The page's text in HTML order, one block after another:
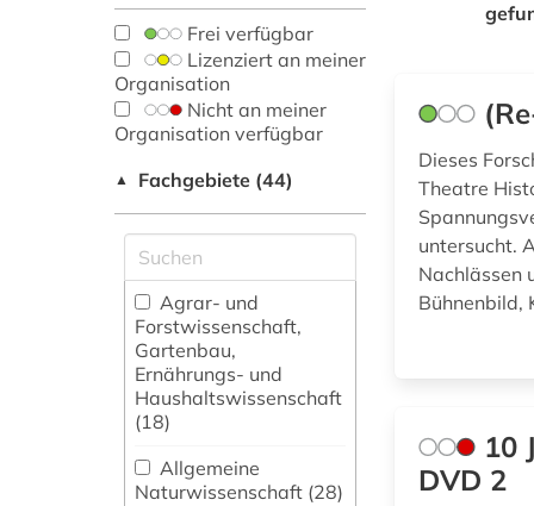
Frei verfügbar
Lizenziert an meiner
Organisation
Nicht an meiner
Organisation verfügbar
▲ Fachgebiete (44)
Agrar- und
Forstwissenschaft,
Gartenbau,
Ernährungs- und
Haushaltswissenschaft
(18)
Allgemeine
Naturwissenschaft (28)
Dieses
Theatre
untersucht.
Nachlässen
Bühnenbild,
10
DVD 2